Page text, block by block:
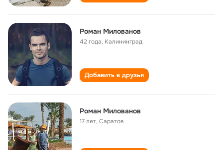
Роман Милованов
42 года, Калининград
Добавить в друзья
Роман Милованов
17 лет,Саратов